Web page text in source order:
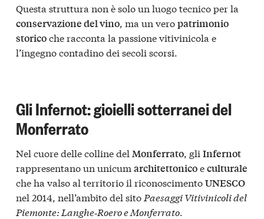
Questa struttura non è solo un luogo tecnico per la
conservazione del vino, ma un veropatrimonio
storicoche racconta la passione vitivinicola e
l’ingegno contadino dei secoli scorsi.
Gli Infernot: gioielli sotterranei del
Monferrato
Nel cuore delle colline del Monferrato , gli Infernot
rappresentano un unicum architettonicoeculturale
che ha valso al territorio il riconoscimentoUNESCO
nel 2014, nell’ambito del sito Paesaggi Vitivinicoli del
Piemonte: Langhe‑Roero e Monferrato